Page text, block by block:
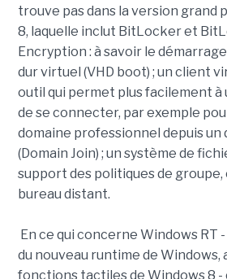
trouve pas dans la version grand
8, laquelle inclut BitLocker et
Encryption : à savoir le
dur virtuel (VHD boot) ; un client
outil qui permet plus facilement à
de se connecter, par exemple
domaine professionnel depuis un
(Domain Join) ; un système de
support des politiques de groupe,
bureau distant.
En ce qui concerne Windows RT
du nouveau runtime de Windows,
fonctions tactiles de Windows 8